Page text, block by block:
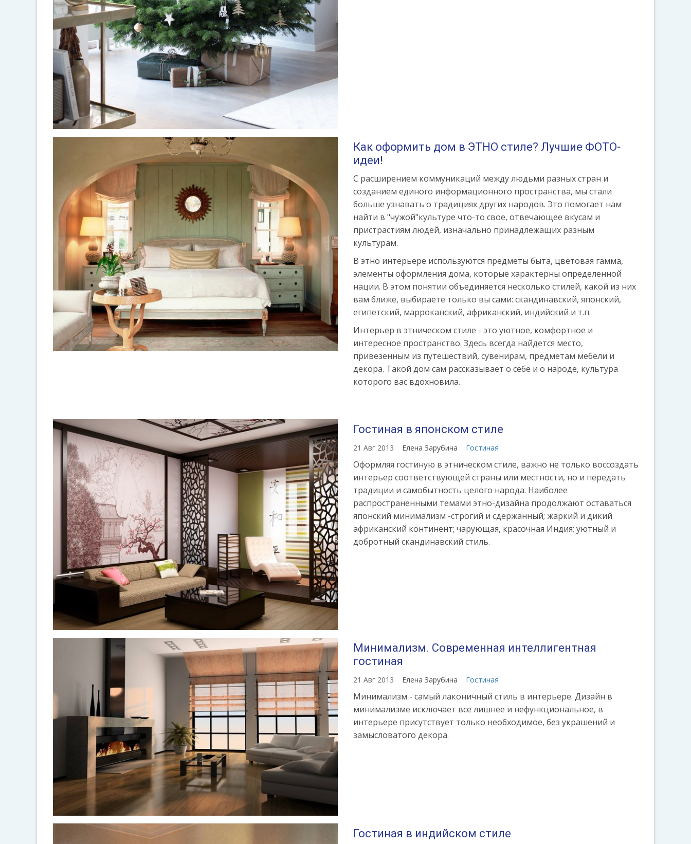
Как оформить дом в ЭТНО стиле? Лучшие ФОТО-
идеи!
С расширением коммуникаций между людьми разных стран и
созданием единого информационного пространства, мы стали
больше узнавать о традициях других народов. Это помогает нам
найти в "чужой"культуре что-то свое, отвечающее вкусам и
пристрастиям людей, изначально принадлежащих разным
культурам.
В этно интерьере используются предметы быта, цветовая гамма,
элементы оформления дома, которые характерны определенной
нации. В этом понятии объединяется несколько стилей, какой из них
вам ближе, выбираете только вы сами: скандинавский, японский,
египетский, марроканский, африканский, индийский и т.п.
Интерьер в этническом стиле - это уютное, комфортное и
интересное пространство. Здесь всегда найдется место,
привезенным из путешествий, сувенирам, предметам мебели и
декора. Такой дом сам рассказывает о себе и о народе, культура
которого вас вдохновила.
Источник:https://womanadvice.ru/etno-
stil-
interere-
vse-
tonkosti-
dlya-
oformleniya-
dizayna
Гостиная в японском стиле
21 Авг 2013 Елена Зарубина Гостиная
Оформляя гостиную в этническом стиле, важно не только воссоздать
интерьер соответствующей страны или местности, но и передать
традиции и самобытность целого народа. Наиболее
распространенными темами этно-дизайна продолжают оставаться
японский минимализм -строгий и сдержанный; жаркий и дикий
африканский континент; чарующая, красочная Индия; уютный и
добротный скандинавский стиль.
Минимализм. Современная интеллигентная
гостиная
21 Авг 2013 Елена Зарубина Гостиная
Минимализм - самый лаконичный стиль в интерьере. Дизайн в
минимализме исключает все лишнее и нефункциональное, в
интерьере присутствует только необходимое, без украшений и
замысловатого декора.
Гостиная в индийском стиле